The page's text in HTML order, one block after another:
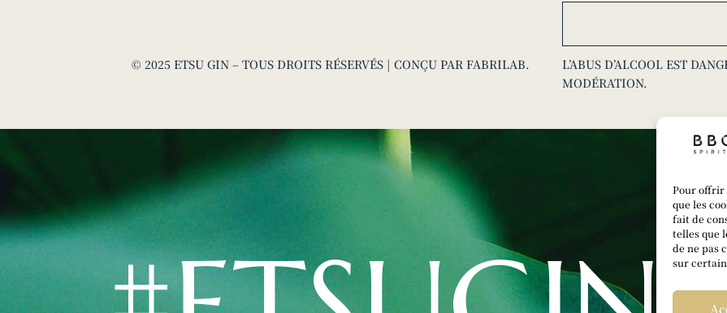
Pour offrir
que les
fait de
telles que
de ne pas
sur
© 2025 ETSU GIN – TOUS DROITS RÉSERVÉS | CONÇU PAR FABRILAB.
L’ABUS D’ALCOOL EST
MODÉRATION.